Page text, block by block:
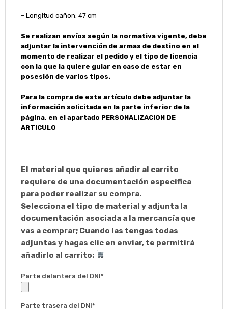
– Longitud cañon: 47 cm
Se realizan envíos según la normativa vigente, debe
adjuntar la intervención de armas de destino en el
momento de realizar el pedido y el tipo de licencia
con la que la quiere guiar en caso de estar en
posesión de varios tipos.
Para la compra de este artículo debe adjuntar la
información solicitada en la parte inferior de la
página, en el apartado PERSONALIZACION DE
ARTICULO
El material que quieres añadir al carrito
requiere de una documentación especifica
para poder realizar su compra.
Selecciona el tipo de material y adjunta la
documentación asociada a la mercancía que
vas a comprar; Cuando las tengas todas
adjuntas y hagas clic en enviar, te permitirá
añadirlo al carrito:
Parte delantera del DNI*
Parte trasera del DNI*